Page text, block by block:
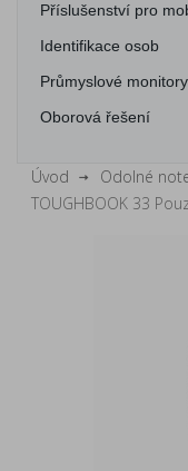
Příslušenství pro
Identifikace osob
Průmyslové
Oborová řešení
Úvod Odolné
TOUGHBOOK 33